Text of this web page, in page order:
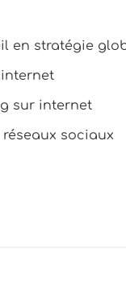
en stratégie
sur internet
sociaux